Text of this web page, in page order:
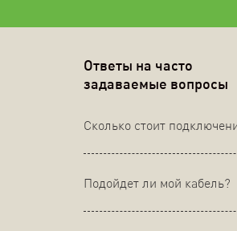
Ответы на часто
задаваемые вопросы
Сколько стоит
Подойдет ли мой кабель?